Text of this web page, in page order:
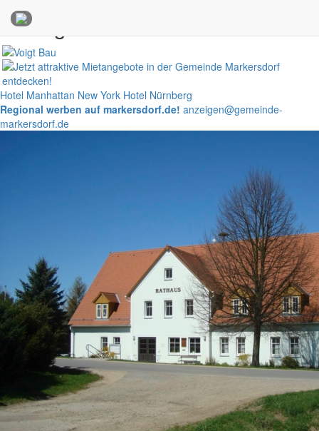
Anzeigen
Hotel Manhattan New York Hotel Nürnberg
Regional werben auf markersdorf.de! anzeigen@gemeinde-
markersdorf.de